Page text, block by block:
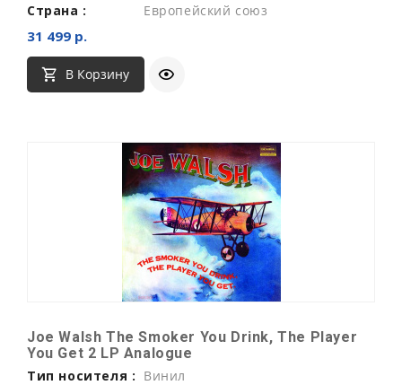
Страна :
Европейский союз
31 499 р.
В Корзину
Joe Walsh The Smoker You Drink, The Player
You Get 2 LP Analogue
Тип носителя : Винил